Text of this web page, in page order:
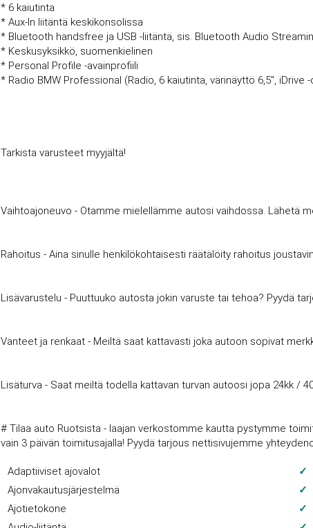
* 6 kaiutinta
* Aux-In liitäntä keskikonsolissa
* Bluetooth handsfree ja USB -liitäntä, sis. Bluetooth Audio
* Keskusyksikkö, suomenkielinen
* Personal Profile -avainprofiili
* Radio BMW Professional (Radio, 6 kaiutinta, värinäyttö 6,5", iDrive -
Tarkista varusteet myyjältä!
Vaihtoajoneuvo - Otamme mielellämme autosi vaihdossa. Lähetä
Rahoitus - Aina sinulle henkilökohtaisesti räätälöity rahoitus
Lisävarustelu - Puuttuuko autosta jokin varuste tai tehoa? Pyydä
Vanteet ja renkaat - Meiltä saat kattavasti joka autoon sopivat
Lisäturva - Saat meiltä todella kattavan turvan autoosi jopa 24kk /
# Tilaa auto Ruotsista - laajan verkostomme kautta pystymme
vain 3 päivän toimitusajalla! Pyydä tarjous nettisivujemme
Adaptiiviset ajovalot
Ajonvakautusjärjestelmä
Ajotietokone